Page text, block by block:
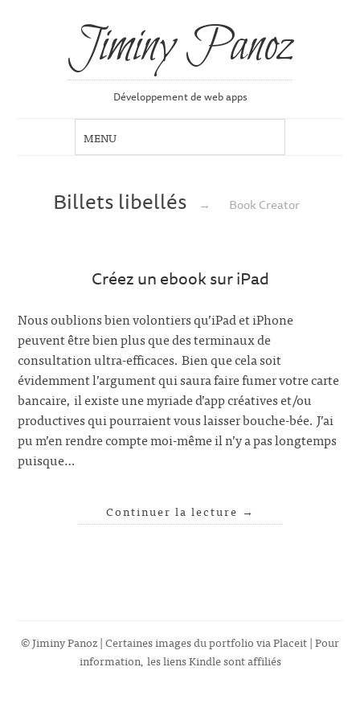
Jiminy Panoz
Développement de web apps
Billets libellés → Book Creator
Créez un ebook sur iPad
Nous oublions bien volontiers qu’iPad et iPhone
peuvent être bien plus que des terminaux de
consultation ultra-efficaces. Bien que cela soit
évidemment l’argument qui saura faire fumer votre carte
bancaire, il existe une myriade d’app créatives et/ou
productives qui pourraient vous laisser bouche-bée. J’ai
pu m’en rendre compte moi-même il n’y a pas longtemps
puisque…
Continuer la lecture →
© Jiminy Panoz | Certaines images du portfolio viaPlaceit| Pour
information, les liens Kindle sont affiliés